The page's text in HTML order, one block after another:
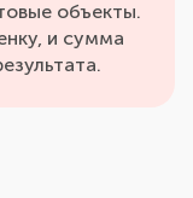
объекты.
и сумма